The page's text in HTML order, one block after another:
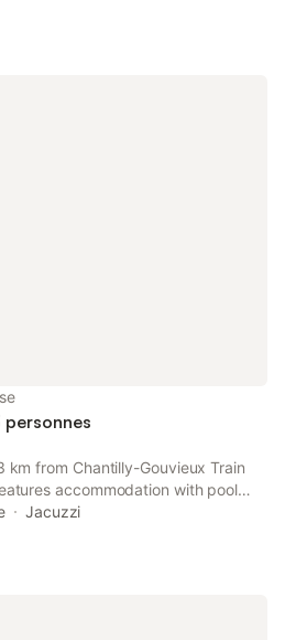
Piscine partagée extérieure non
personnes
km from Chantilly-Gouvieux Train
accommodation with pool
a spa and wellness centre and
Jacuzzi